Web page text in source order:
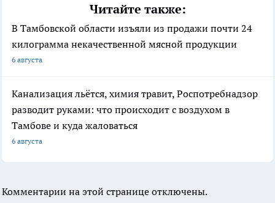
Читайте также:
В Тамбовской области изъяли из продажи почти 24
килограмма некачественной мясной продукции
6 августа
Канализация льётся, химия травит, Роспотребнадзор
разводит руками: что происходит с воздухом в
Тамбове и куда жаловаться
6 августа
Комментарии на этой странице отключены.